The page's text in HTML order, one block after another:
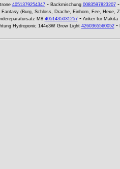
4051379254347- Backmischung 0083597823207-
Fantasy (Burg, Schloss, Drache, Einhorn, Fee, Hexe,
M8 4051435031257- Anker für Makita
Hydroponic 144x3W Grow Light 4260365560052-